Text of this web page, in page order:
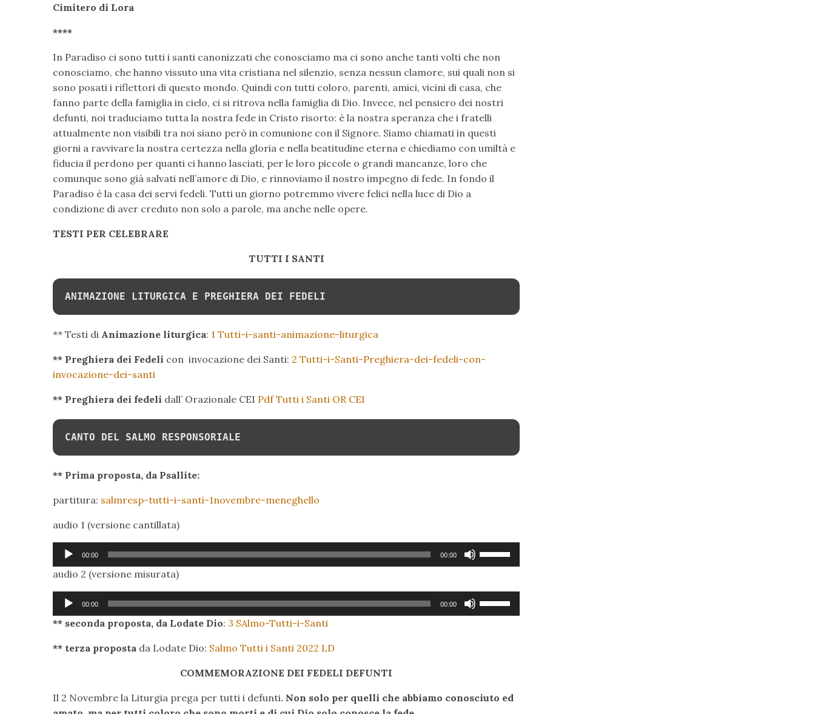
Cimitero di Lora
****
In Paradiso ci sono tutti i santi canonizzati che conosciamo ma ci sono anche tanti volti che non
conosciamo, che hanno vissuto una vita cristiana nel silenzio, senza nessun clamore, sui quali non si
sono posati i riflettori di questo mondo. Quindi con tutti coloro, parenti, amici, vicini di casa, che
fanno parte della famiglia in cielo, ci si ritrova nella famiglia di Dio. Invece, nel pensiero dei nostri
defunti, noi traduciamo tutta la nostra fede in Cristo risorto: è la nostra speranza che i fratelli
attualmente non visibili tra noi siano però in comunione con il Signore. Siamo chiamati in questi
giorni a ravvivare la nostra certezza nella gloria e nella beatitudine eterna e chiediamo con umiltà e
fiducia il perdono per quanti ci hanno lasciati, per le loro piccole o grandi mancanze, loro che
comunque sono già salvati nell’amore di Dio, e rinnoviamo il nostro impegno di fede. In fondo il
Paradiso è la casa dei servi fedeli. Tutti un giorno potremmo vivere felici nella luce di Dio a
condizione di aver creduto non solo a parole, ma anche nelle opere.
TESTI PER CELEBRARE
TUTTI I SANTI
ANIMAZIONE LITURGICA E PREGHIERA DEI FEDELI
** Testi di Animazione liturgica: 1 Tutti-i-santi-animazione-liturgica
** Preghiera dei Fedeli con invocazione dei Santi: 2 Tutti-i-Santi-Preghiera-dei-fedeli-con-
invocazione-dei-santi
** Preghiera dei fedeli dall’ Orazionale CEI Pdf Tutti i Santi OR CEI
CANTO DEL SALMO RESPONSORIALE
** Prima proposta, da Psallite:
partitura: salmresp-tutti-i-santi-1novembre-meneghello
audio 1 (versione cantillata)
Audio
00:00 00:00
freccia
su/giù
volume.
audio 2 (versione misurata)
Audio
00:00 00:00
o
** seconda proposta, da Lodate Dio: 3 SAlmo-Tutti-i-Santi
** terza proposta da Lodate Dio: Salmo Tutti i Santi 2022 LD
COMMEMORAZIONE DEI FEDELI DEFUNTI
Il 2 Novembre la Liturgia prega per tutti i defunti. Non solo per quelli che abbiamo conosciuto ed